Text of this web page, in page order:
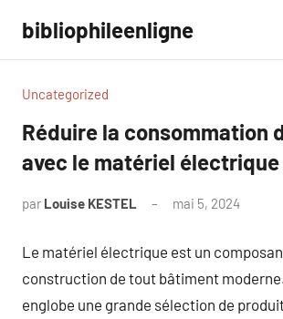
contenu
bibliophileenligne
Uncategorized
Réduire la consommation
avec le matériel
par Louise KESTEL mai 5, 2024
Le matériel électrique est un
construction de tout bâtiment
englobe une grande sélection de